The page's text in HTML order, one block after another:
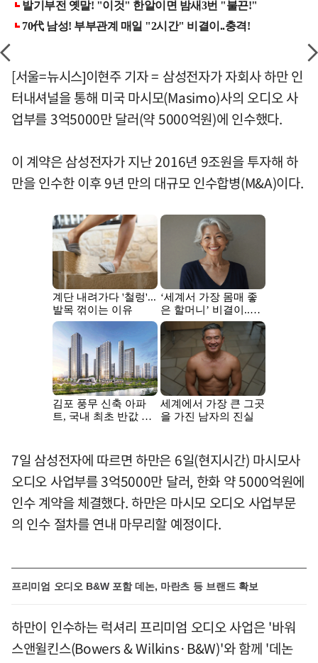
[서울=뉴시스]이현주 기자 = 삼성전자가 자회사 하만 인
터내셔널을 통해 미국 마시모(Masimo)사의 오디오 사
업부를 3억5000만 달러(약 5000억원)에 인수했다.
이 계약은 삼성전자가 지난 2016년 9조원을 투자해 하
만을 인수한 이후 9년 만의 대규모 인수합병(M&A)이다.
7일 삼성전자에 따르면 하만은 6일(현지시간) 마시모사
오디오 사업부를 3억5000만 달러, 한화 약 5000억원에
인수 계약을 체결했다. 하만은 마시모 오디오 사업부문
의 인수 절차를 연내 마무리할 예정이다.
프리미엄 오디오 B&W 포함 데논, 마란츠 등 브랜드 확보
하만이 인수하는 럭셔리 프리미엄 오디오 사업은 '바워
스앤윌킨스(Bowers & Wilkins·B&W)'와 함께 '데논